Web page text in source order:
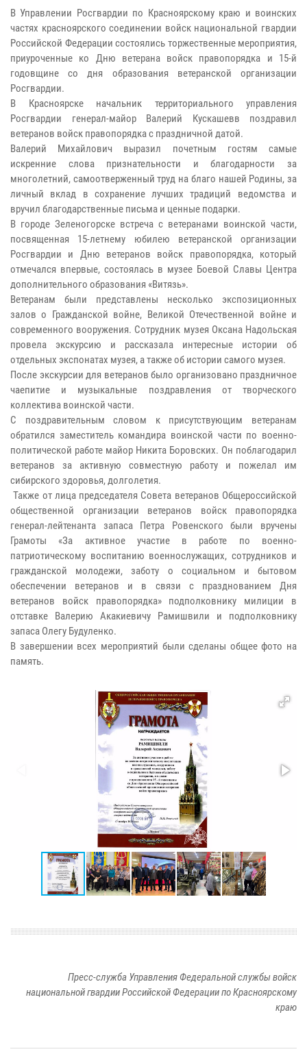
В Управлении Росгвардии по Красноярскому краю и воинских
частях красноярского соединении войск национальной гвардии
Российской Федерации состоялись торжественные мероприятия,
приуроченные ко Дню ветерана войск правопорядка и 15-й
годовщине со дня образования ветеранской организации
Росгвардии.
В Красноярске начальник территориального управления
Росгвардии генерал-майор Валерий Кускашевв поздравил
ветеранов войск правопорядка с праздничной датой.
Валерий Михайлович выразил почетным гостям самые
искренние слова признательности и благодарности за
многолетний, самоотверженный труд на благо нашей Родины, за
личный вклад в сохранение лучших традиций ведомства и
вручил благодарственные письма и ценные подарки.
В городе Зеленогорске встреча с ветеранами воинской части,
посвященная 15-летнему юбилею ветеранской организации
Росгвардии и Дню ветеранов войск правопорядка, который
отмечался впервые, состоялась в музее Боевой Славы Центра
дополнительного образования «Витязь».
Ветеранам были представлены несколько экспозиционных
залов о Гражданской войне, Великой Отечественной войне и
современного вооружения. Сотрудник музея Оксана Надольская
провела экскурсию и рассказала интересные истории об
отдельных экспонатах музея, а также об истории самого музея.
После экскурсии для ветеранов было организовано праздничное
чаепитие и музыкальные поздравления от творческого
коллектива воинской части.
С поздравительным словом к присутствующим ветеранам
обратился заместитель командира воинской части по военно-
политической работе майор Никита Боровских. Он поблагодарил
ветеранов за активную совместную работу и пожелал им
сибирского здоровья, долголетия.
Также от лица председателя Совета ветеранов Общероссийской
общественной организации ветеранов войск правопорядка
генерал-лейтенанта запаса Петра Ровенского были вручены
Грамоты «За активное участие в работе по военно-
патриотическому воспитанию военнослужащих, сотрудников и
гражданской молодежи, заботу о социальном и бытовом
обеспечении ветеранов и в связи с празднованием Дня
ветеранов войск правопорядка» подполковнику милиции в
отставке Валерию Акакиевичу Рамишвили и подполковнику
запаса Олегу Будуленко.
В завершении всех мероприятий были сделаны общее фото на
память.
Пресс-служба Управления Федеральной службы войск
национальной гвардии Российской Федерации по Красноярскому
краю